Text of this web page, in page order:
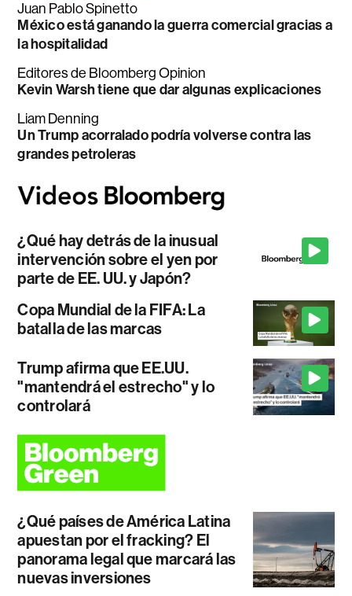
Juan Pablo Spinetto
México está ganando la guerra comercial gracias a
la hospitalidad
Editores de Bloomberg Opinion
Kevin Warsh tiene que dar algunas explicaciones
Liam Denning
Un Trump acorralado podría volverse contra las
grandes petroleras
¿Qué hay detrás de la inusual
intervención sobre el yen por
parte de EE. UU. y Japón?
Copa Mundial de la FIFA: La
batalla de las marcas
Trump afirma que EE.UU.
"mantendrá el estrecho" y lo
controlará
¿Qué países de América Latina
apuestan por el fracking? El
panorama legal que marcará las
nuevas inversiones